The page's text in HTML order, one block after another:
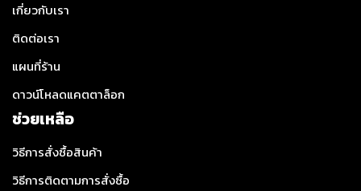
เกี่ยวกับเรา
ติดต่อเรา
แผนที่ร้าน
ดาวน์โหลดแคตตาล็อก
ช่วยเหลือ
วิธีการสั่งซื้อสินค้า
วิธีการติดตามการสั่งซื้อ